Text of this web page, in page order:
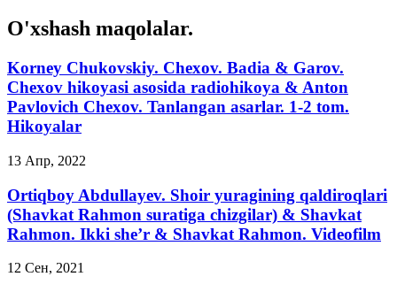
O'xshash maqolalar.
Korney Chukovskiy. Chexov. Badia & Garov.
Chexov hikoyasi asosida radiohikoya & Anton
Pavlovich Chexov. Tanlangan asarlar. 1-2 tom.
Hikoyalar
13 Апр, 2022
Ortiqboy Abdullayev. Shoir yuragining qaldiroqlari
(Shavkat Rahmon suratiga chizgilar) & Shavkat
Rahmon. Ikki she’r & Shavkat Rahmon. Videofilm
12 Сен, 2021